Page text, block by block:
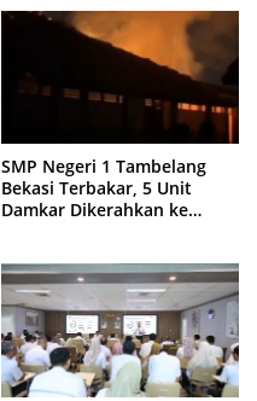
SMP Negeri 1 Tambelang
Bekasi Terbakar, 5 Unit
Damkar Dikerahkan ke